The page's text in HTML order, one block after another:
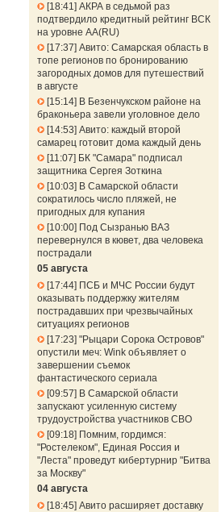
18:41 АКРА в седьмой раз
подтвердило кредитный рейтинг ВСК
на уровне АА(RU)
17:37 Авито: Самарская область в
топе регионов по бронированию
загородных домов для путешествий
в августе
15:14 В Безенчукском районе на
браконьера завели уголовное дело
14:53 Авито: каждый второй
самарец готовит дома каждый день
11:07
БК "Самара" подписал
защитника Сергея Зоткина
10:03
В Самарской области
сократилось число пляжей, не
пригодных для купания
10:00 Под Сызранью ВАЗ
перевернулся в кювет, два человека
пострадали
05 августа
17:44 ПСБ и МЧС России будут
оказывать поддержку жителям
пострадавших при чрезвычайных
ситуациях регионов
17:23 "Рыцари Сорока Островов"
опустили меч: Wink объявляет о
завершении съемок
фантастического сериала
09:57
В Самарской области
запускают усиленную систему
трудоустройства участников СВО
09:18 Помним, гордимся:
"Ростелеком", Единая Россия и
"Леста" проведут кибертурнир "Битва
за Москву"
04 августа
18:45 Авито расширяет доставку